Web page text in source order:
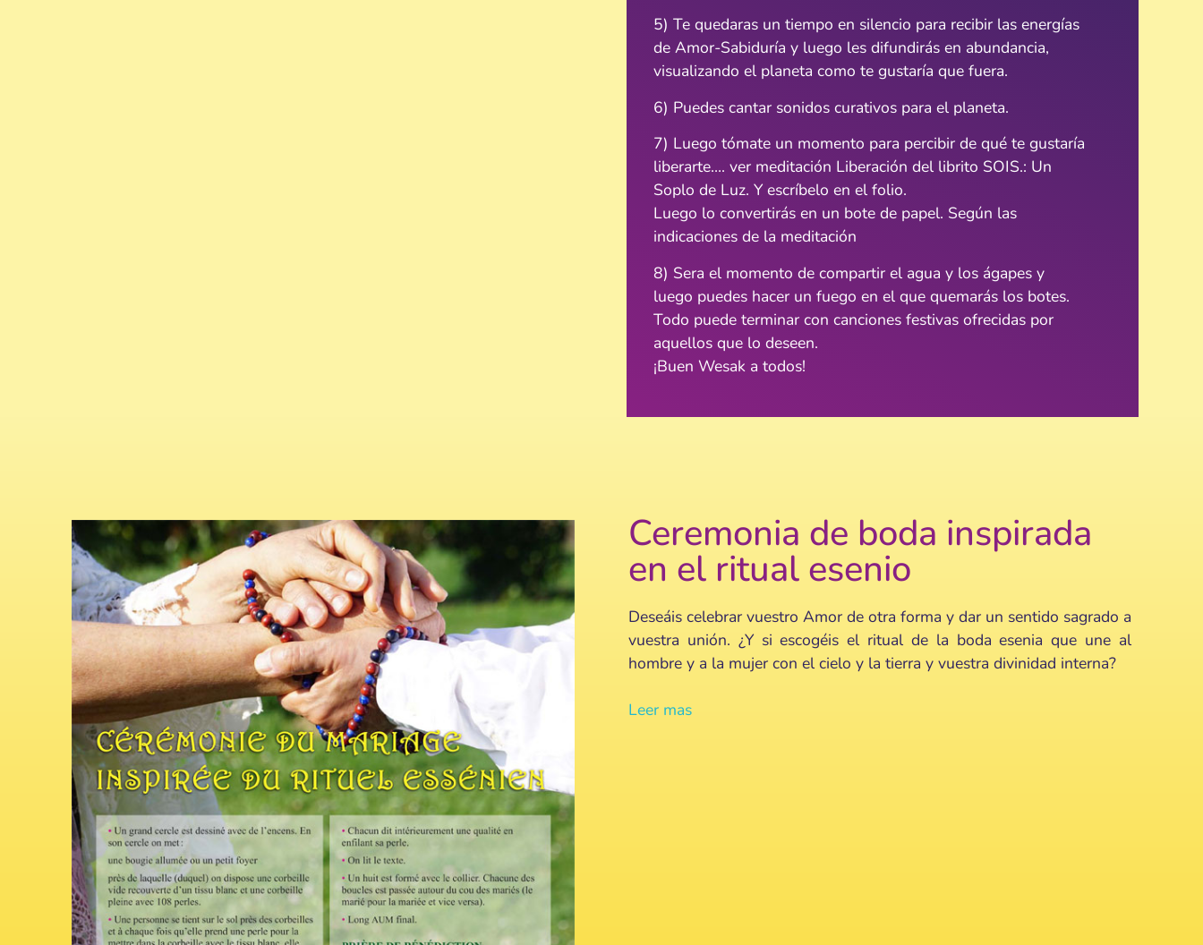
5) Te quedaras un tiempo en silencio para recibir las energías
de Amor-Sabiduría y luego les difundirás en abundancia,
visualizando el planeta como te gustaría que fuera.
6) Puedes cantar sonidos curativos para el planeta.
7) Luego tómate un momento para percibir de qué te gustaría
liberarte…. ver meditación Liberación del librito SOIS.: Un
Soplo de Luz. Y escríbelo en el folio.
Luego lo convertirás en un bote de papel. Según las
indicaciones de la meditación
8) Sera el momento de compartir el agua y los ágapes y
luego puedes hacer un fuego en el que quemarás los botes.
Todo puede terminar con canciones festivas ofrecidas por
aquellos que lo deseen.
¡Buen Wesak a todos!
Ceremonia de boda inspirada
en el ritual esenio
Deseáis celebrar vuestro Amor de otra forma y dar un sentido sagrado a
vuestra unión. ¿Y si escogéis el ritual de la boda esenia que une al
hombre y a la mujer con el cielo y la tierra y vuestra divinidad interna?
Leer mas